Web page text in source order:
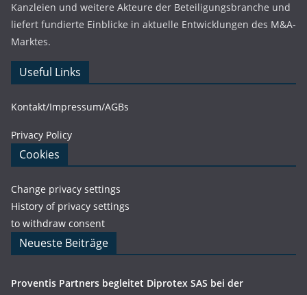
Kanzleien und weitere Akteure der Beteiligungsbranche und
liefert fundierte Einblicke in aktuelle Entwicklungen des M&A-
Marktes.
Useful Links
Kontakt/Impressum/AGBs
Privacy Policy
Cookies
Change privacy settings
History of privacy settings
to withdraw consent
Neueste Beiträge
Proventis Partners begleitet Diprotex SAS bei der